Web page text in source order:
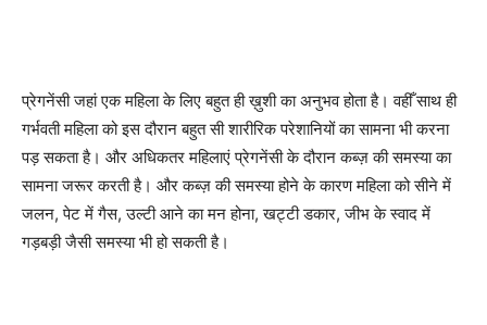
प्रेगनेंसी जहां एक महिला के लिए बहुत ही ख़ुशी का अनुभव होता है। वहीँ साथ ही
गर्भवती महिला को इस दौरान बहुत सी शारीरिक परेशानियों का सामना भी करना
पड़ सकता है। और अधिकतर महिलाएं प्रेगनेंसी के दौरान कब्ज़ की समस्या का
सामना जरूर करती है। और कब्ज़ की समस्या होने के कारण महिला को सीने में
जलन, पेट में गैस, उल्टी आने का मन होना, खट्टी डकार, जीभ के स्वाद में
गड़बड़ी जैसी समस्या भी हो सकती है।